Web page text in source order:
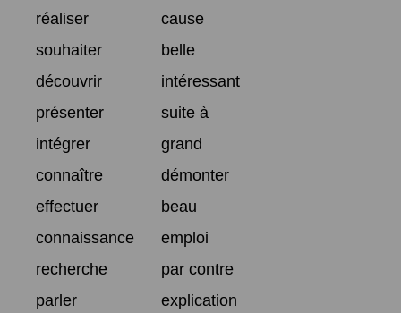
réaliser
cause
souhaiter
belle
découvrir
intéressant
présenter
suite à
intégrer
grand
connaître
démonter
effectuer
beau
connaissance
emploi
recherche
par contre
parler
explication